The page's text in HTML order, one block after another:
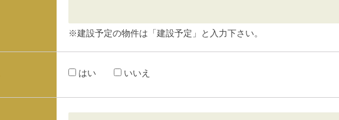
※建設予定の物件は「建設予定」と入力下さい。
はい いいえ